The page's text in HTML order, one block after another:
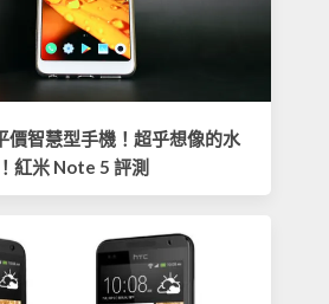
價智慧型手機！超乎想像的水
紅米 Note 5 評測